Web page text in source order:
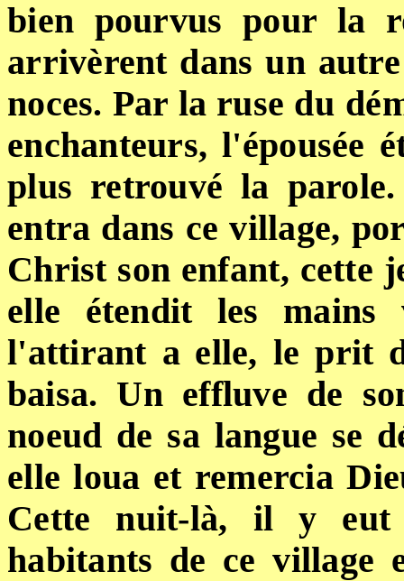
bien pourvus pour la
arrivèrent dans un
noces. Par la ruse du
enchanteurs, l'épousée
plus retrouvé la
entra dans ce village,
Christ son enfant, cette
elle étendit les
l'attirant a elle, le prit
baisa. Un effluve de
noeud de sa langue se
elle loua et remercia
Cette nuit-là, il y eut
habitants de ce village